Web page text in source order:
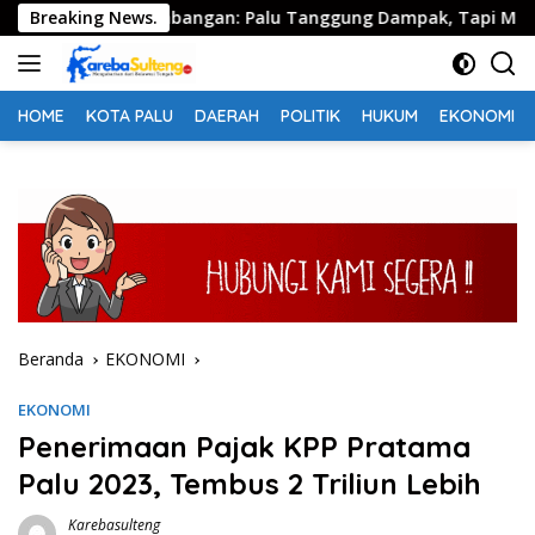
Langsung
ke
konten
Breaking News.Palu Tanggung Dampak, Tapi Minim Manfaat
HOME KOTA PALU DAERAH POLITIK HUKUM EKONOMI
Beranda EKONOMI
EKONOMI
Penerimaan Pajak KPP Pratama
Palu 2023, Tembus 2 Triliun Lebih
Karebasulteng